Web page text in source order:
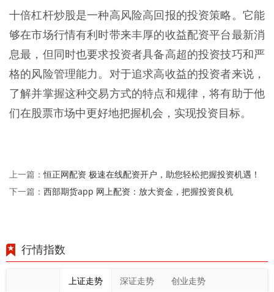
十倍杠杆炒股是一种高风险高回报的投资策略。它能
够在市场行情有利时带来丰厚的收益配资平台最新消
息最，但同时也要求投资者具备高超的投资技巧和严
格的风险管理能力。对于追求高收益的投资者来说，
了解并掌握这种交易方式的特点和规律，将有助于他
们在股票市场中更好地把握机会，实现投资目标。
上一篇：恒正网配资 极速在线配资开户，助您轻松把握投资机遇！
下一篇： 西部期货app 网上配资：放大资金，把握投资良机
行情指数
上证走势 深证走势 创业走势